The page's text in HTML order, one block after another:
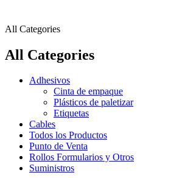
All Categories
All Categories
Adhesivos
Cinta de empaque
Plásticos de paletizar
Etiquetas
Cables
Todos los Productos
Punto de Venta
Rollos Formularios y Otros
Suministros